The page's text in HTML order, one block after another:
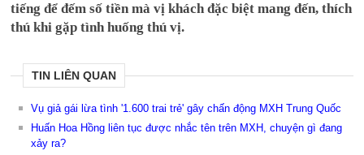
tiếng để đếm số tiền mà vị khách đặc biệt mang đến, thích
thú khi gặp tình huống thú vị.
TIN LIÊN QUAN
Vụ giả gái lừa tình '1.600 trai trẻ' gây chấn động MXH Trung Quốc
Huấn Hoa Hồng liên tục được nhắc tên trên MXH, chuyện gì đang
xảy ra?